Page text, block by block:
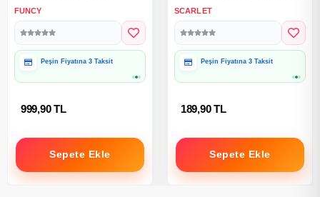
FUNCY
Peşin Fiyatına 3 Taksit
999,90 TL
Sepete Ekle
Kg.
SCARLET
Peşin Fiyatına 3 Taksit
189,90 TL
Sepete Ekle